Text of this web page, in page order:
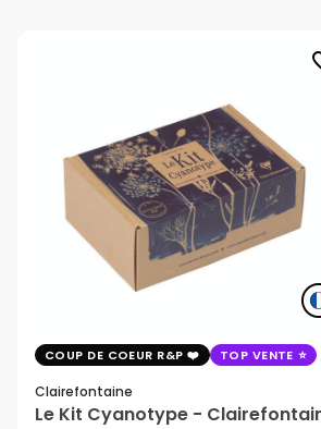
COUP DE COEUR R&P TOP VENTE
Clairefontaine
Le Kit Cyanotype -